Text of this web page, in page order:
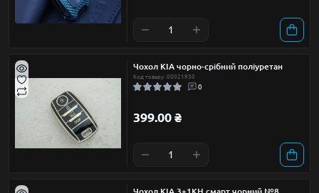
Чохол KIA чорно-срібний поліуретан
Код товару: 00021930
0
399.00 ₴
Чохол KIA 3+1КН смарт чорний №8